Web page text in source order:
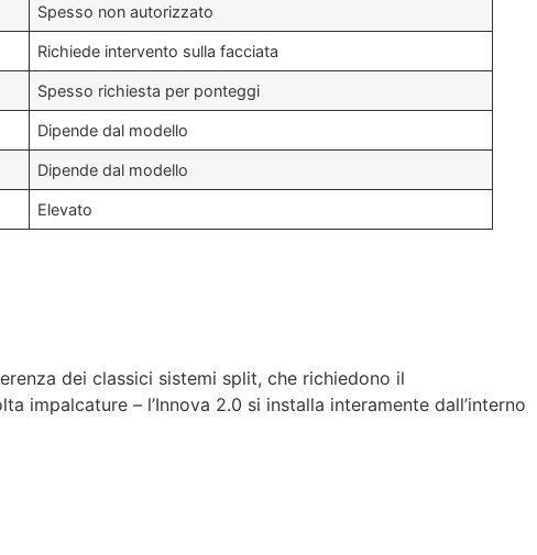
Spesso non autorizzato
Richiede intervento sulla facciata
Spesso richiesta per ponteggi
Dipende dal modello
Dipende dal modello
Elevato
dei classici sistemi split, che richiedono il
impalcature – l’Innova 2.0 si installa interamente dall’interno